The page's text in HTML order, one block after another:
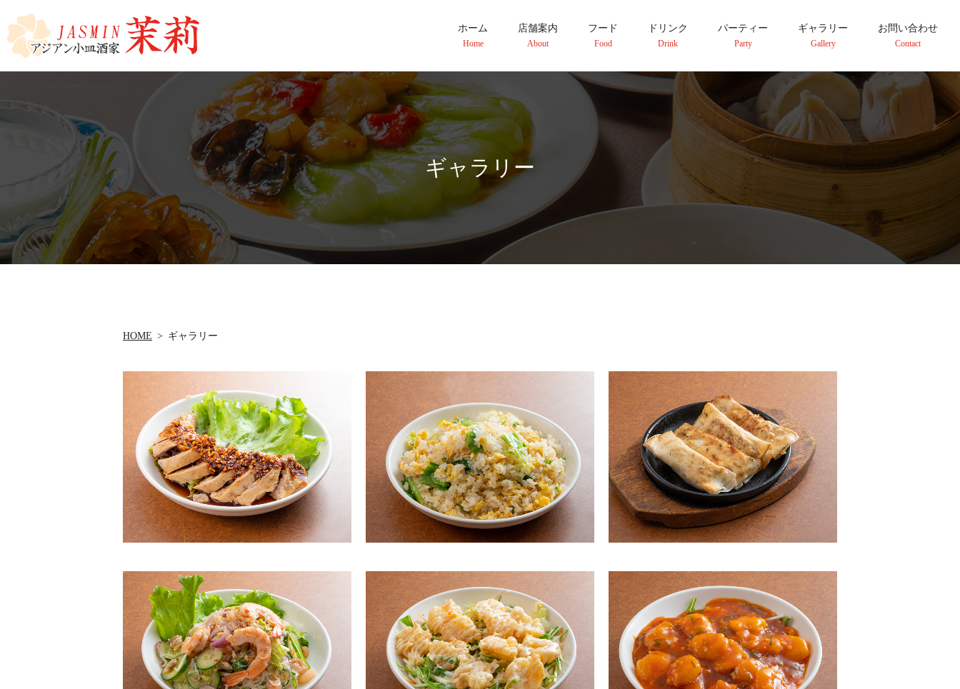
ホーム
Home
店舗案内
About
フード
Food
ドリンク
Drink
パーティー
Party
ギャラリー
Gallery
お問い合わせ
Contact
ギャラリー
HOME ギャラリー